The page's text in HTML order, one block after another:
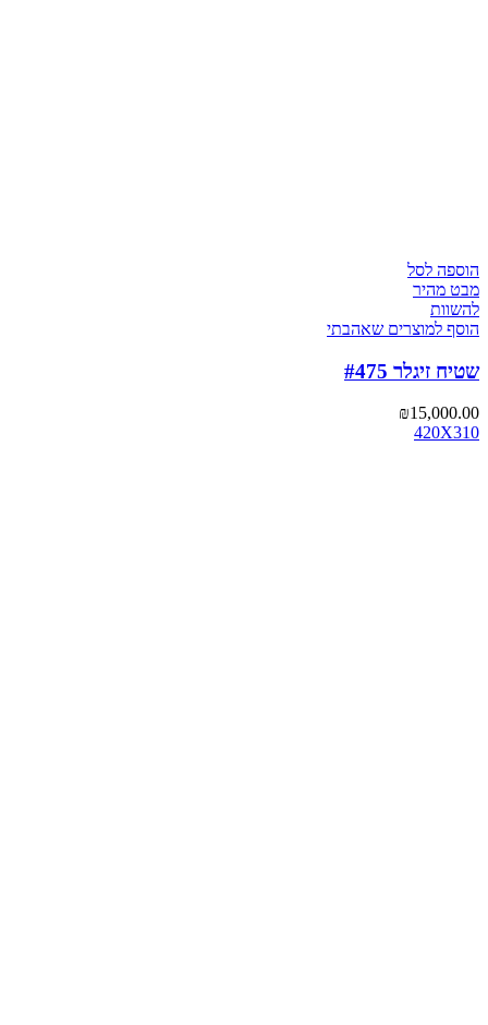
הוספה לסל
מבט מהיר
להשוות
הוסף למוצרים שאהבתי
שטיח זיגלר #475
₪15,000.00
420X310